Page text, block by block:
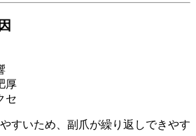
厚
セ
すいため、副爪が繰り返しできやす